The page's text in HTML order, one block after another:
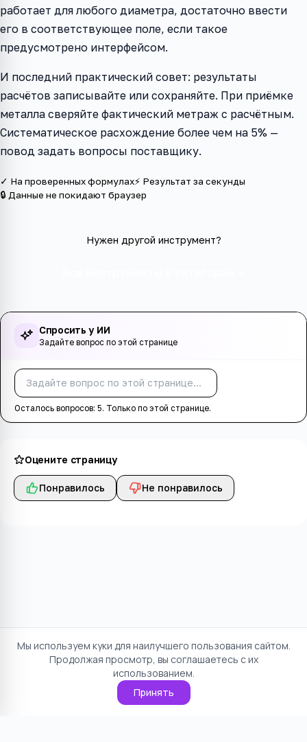
работает для любого диаметра, достаточно ввести
его в соответствующее поле, если такое
предусмотрено интерфейсом.
И последний практический совет: результаты
расчётов записывайте или сохраняйте. При приёмке
металла сверяйте фактический метраж с расчётным.
Систематическое расхождение более чем на 5% —
повод задать вопросы поставщику.
✓ На проверенных формулах⚡ Результат за секунды
🔒 Данные не покидают браузер
Нужен другой инструмент?
Спросить у ИИ
Задайте вопрос по этой странице
Осталось вопросов: 5. Только по этой странице.
Оцените страницу
Понравилось Не понравилось
Мы используем куки для наилучшего пользования сайтом.
Продолжая просмотр, вы соглашаетесь с их
использованием.
Принять